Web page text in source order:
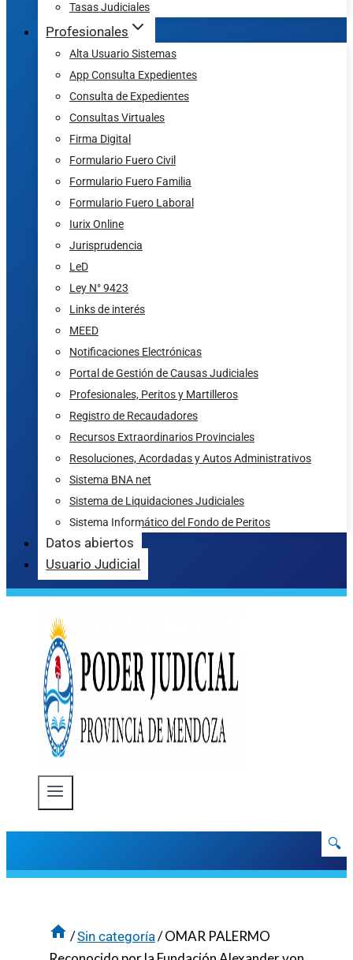
Tasas Judiciales
Profesionales
Alta Usuario Sistemas
App Consulta Expedientes
Consulta de Expedientes
Consultas Virtuales
Firma Digital
Formulario Fuero Civil
Formulario Fuero Familia
Formulario Fuero Laboral
Iurix Online
Jurisprudencia
LeD
Ley N° 9423
Links de interés
MEED
Notificaciones Electrónicas
Portal de Gestión de Causas Judiciales
Profesionales, Peritos y Martilleros
Registro de Recaudadores
Recursos Extraordinarios Provinciales
Resoluciones, Acordadas y Autos Administrativos
Sistema BNA net
Sistema de Liquidaciones Judiciales
Sistema Informático del Fondo de Peritos
Datos abiertos
Usuario Judicial
🔍
/Sin categoría/OMAR PALERMO